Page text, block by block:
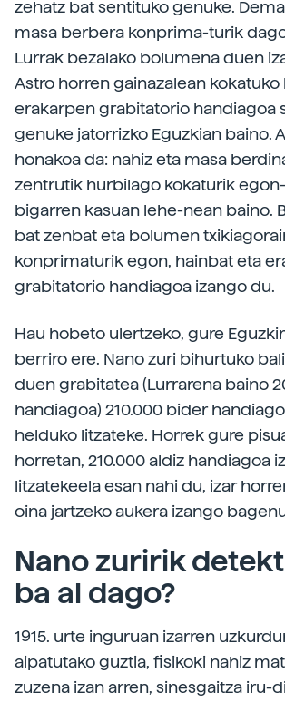
zehatz bat sentituko genuke.
masa berbera konprima-turik
Lurrak bezalako bolumena duen
Astro horren gainazalean kokatuko
erakarpen grabitatorio handiagoa
genuke jatorrizko Eguzkian baino.
honakoa da: nahiz eta masa
zentrutik hurbilago kokaturik
bigarren kasuan lehe-nean baino.
bat zenbat eta bolumen
konprimaturik egon, hainbat eta
grabitatorio handiagoa izango du.
Hau hobeto ulertzeko, gure
berriro ere. Nano zuri bihurtuko
duen grabitatea (Lurrarena baino
handiagoa) 210.000 bider
helduko litzateke. Horrek gure
horretan, 210.000 aldiz handiagoa
litzatekeela esan nahi du, izar
oina jartzeko aukera izango
Nano zuririk
ba al dago?
1915. urte inguruan izarren
aipatutako guztia, fisikoki nahiz
zuzena izan arren, sinesgaitza iru-